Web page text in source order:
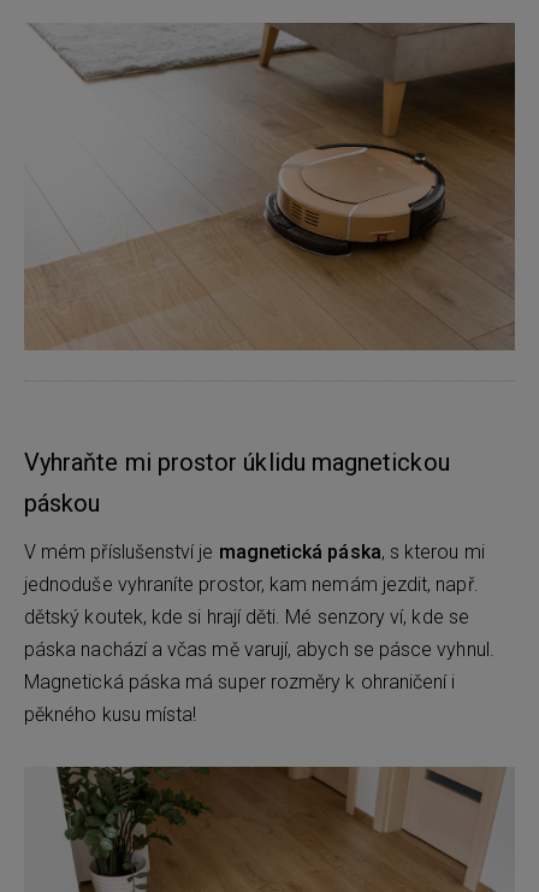
Vyhraňte mi prostor úklidu magnetickou
páskou
V mém příslušenství je magnetická páska, s kterou mi
jednoduše vyhraníte prostor, kam nemám jezdit, např.
dětský koutek, kde si hrají děti. Mé senzory ví, kde se
páska nachází a včas mě varují, abych se pásce vyhnul.
Magnetická páska má super rozměry k ohraničení i
pěkného kusu místa!